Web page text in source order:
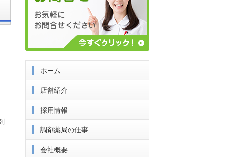
ホーム
店舗紹介
採用情報
調剤薬局の仕事
会社概要